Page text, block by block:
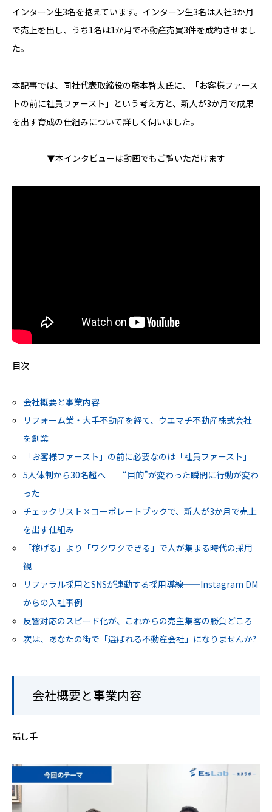
インターン生3名を抱えています。インターン生3名は入社3か月
で売上を出し、うち1名は1か月で不動産売買3件を成約させまし
た。
本記事では、同社代表取締役の藤本啓太氏に、「お客様ファース
トの前に社員ファースト」という考え方と、新人が3か月で成果
を出す育成の仕組みについて詳しく伺いました。
▼本インタビューは動画でもご覧いただけます
目次
会社概要と事業内容
リフォーム業・大手不動産を経て、ウエマチ不動産株式会社
を創業
「お客様ファースト」の前に必要なのは「社員ファースト」
5人体制から30名超へ──“目的”が変わった瞬間に行動が変わ
った
チェックリスト×コーポレートブックで、新人が3か月で売上
を出す仕組み
「稼げる」より「ワクワクできる」で人が集まる時代の採用
観
リファラル採用とSNSが連動する採用導線──Instagram DM
からの入社事例
反響対応のスピード化が、これからの売主集客の勝負どころ
次は、あなたの街で「選ばれる不動産会社」になりませんか?
会社概要と事業内容
話し手